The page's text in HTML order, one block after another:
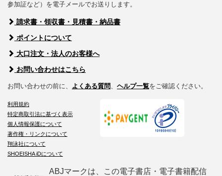
参加証など）を電子メールでお送りします。
請求書・領収書・見積書・納品書
ポイントについて
大口注文・法人のお客様へ
お問い合わせはこちら
お問い合わせの前に、 よくある質問、 ヘルプ一覧をご確認ください。
利用規約
特定商取引法に基づく表示
個人情報保護について
著作権・リンクについて
翔泳社について
SHOEISHA iDについて
ABJマークは、この電子書店・電子書籍配信